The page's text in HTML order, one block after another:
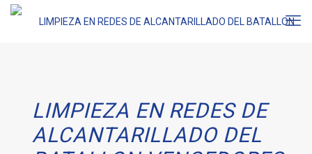
LIMPIEZA EN REDES DE
ALCANTARILLADO DEL